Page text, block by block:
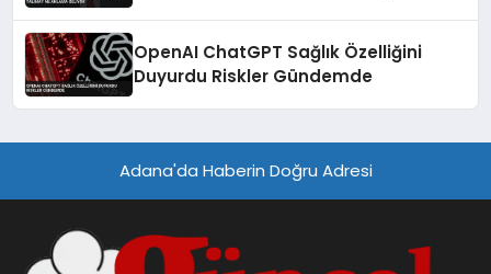
OpenAI ChatGPT Sağlık Özelliğini
Duyurdu Riskler Gündemde
Adana'da Haberin Doğru Adresi